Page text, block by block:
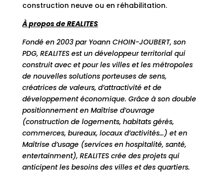
construction neuve ou en réhabilitation.
À propos de REALITES
Fondé en 2003 par Yoann CHOIN-JOUBERT, son
PDG, REALITES est un développeur territorial qui
construit avec et pour les villes et les métropoles
de nouvelles solutions porteuses de sens,
créatrices de valeurs, d’attractivité et de
développement économique. Grâce à son double
positionnement en Maîtrise d’ouvrage
(construction de logements, habitats gérés,
commerces, bureaux, locaux d’activités…) et en
Maîtrise d’usage (services en hospitalité, santé,
entertainment), REALITES crée des projets qui
anticipent les besoins des villes et des quartiers.